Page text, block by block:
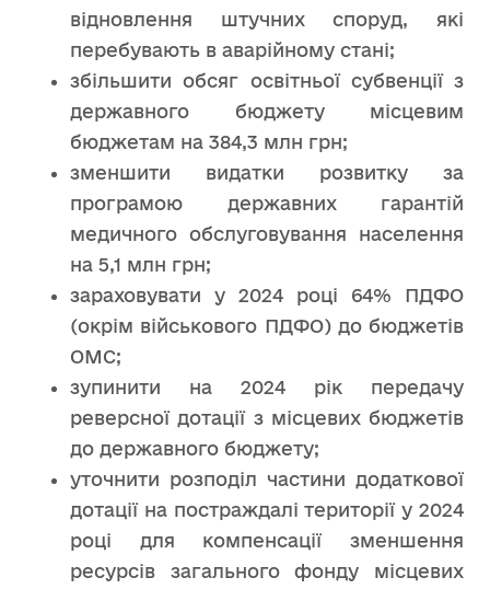
відновлення штучних споруд, які
перебувають в аварійному стані;
збільшити обсяг освітньої субвенції з
державного бюджету місцевим
бюджетам на 384,3 млн грн;
зменшити видатки розвитку за
програмою державних гарантій
медичного обслуговування населення
на 5,1 млн грн;
зараховувати у 2024 році 64% ПДФО
(окрім військового ПДФО) до бюджетів
ОМС;
зупинити на 2024 рік передачу
реверсної дотації з місцевих бюджетів
до державного бюджету;
уточнити розподіл частини додаткової
дотації на постраждалі території у 2024
році для компенсації зменшення
ресурсів загального фонду місцевих